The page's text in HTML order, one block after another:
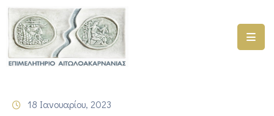
ΑΡΧΙΚΗ
ΓΕΜΗ18 Ιανουαρίου, 2023